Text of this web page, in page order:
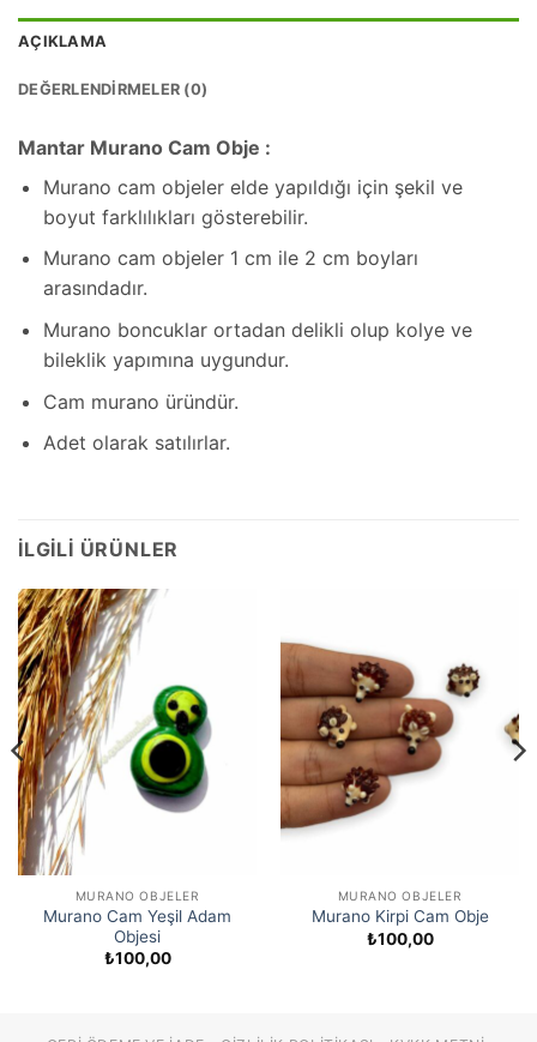
AÇIKLAMA
DEĞERLENDIRMELER (0)
Mantar Murano Cam Obje :
Murano cam objeler elde yapıldığı için şekil ve
boyut farklılıkları gösterebilir.
Murano cam objeler 1 cm ile 2 cm boyları
arasındadır.
Murano boncuklar ortadan delikli olup kolye ve
bileklik yapımına uygundur.
Cam murano üründür.
Adet olarak satılırlar.
İLGILI ÜRÜNLER
MURANO OBJELER
Murano Cam Yeşil Adam
Objesi
₺100,00
MURANO OBJELER
Murano Kirpi Cam Obje
₺100,00